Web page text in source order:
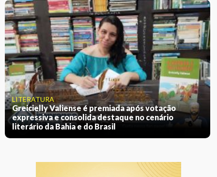
LITERATURA
Greicielly Valiense é premiada após votação
expressiva e consolida destaque no cenário
literário da Bahia e do Brasil